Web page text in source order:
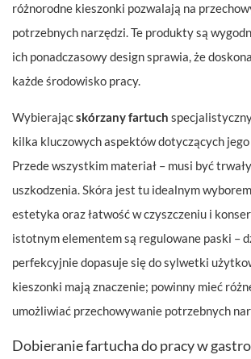
różnorodne kieszonki pozwalają na
potrzebnych narzędzi. Te produkty są
ich ponadczasowy design sprawia, że
każde środowisko pracy.
Wybierającskórzany fartuch
kilka kluczowych aspektów dotyczących
Przede wszystkim materiał – musi być
uszkodzenia. Skóra jest tu idealnym
estetyka oraz łatwość w czyszczeniu i
istotnym elementem są regulowane paski –
perfekcyjnie dopasuje się do sylwetki
kieszonki mają znaczenie; powinny mieć
umożliwiać przechowywanie potrzebnych
Dobieranie fartucha do pracy w